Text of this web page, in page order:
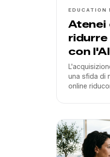
EDUCATION
Atenei
ridurre
con l'AI
una sfida di
online
automatica